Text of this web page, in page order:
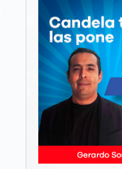
Candela 94.1
Catedral de
LOS40 88.1
La